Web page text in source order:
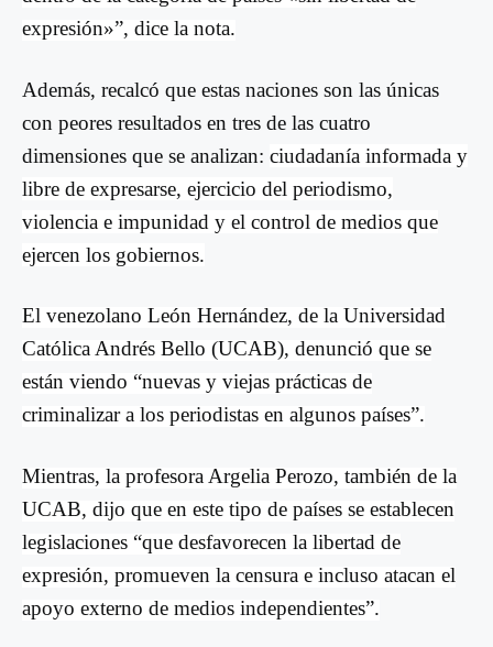
expresión»”, dice la nota.
Además, recalcó que estas naciones son las únicas
con peores resultados en tres de las cuatro
dimensiones que se analizan: ciudadanía informada y
libre de expresarse, ejercicio del periodismo,
violencia e impunidad y el control de medios que
ejercen los gobiernos.
El venezolano León Hernández, de la Universidad
Católica Andrés Bello (UCAB), denunció que se
están viendo “nuevas y viejas prácticas de
criminalizar a los periodistas en algunos países”.
Mientras, la profesora Argelia Perozo, también de la
UCAB, dijo que en este tipo de países se establecen
legislaciones “que desfavorecen la libertad de
expresión, promueven la censura e incluso atacan el
apoyo externo de medios independientes”.